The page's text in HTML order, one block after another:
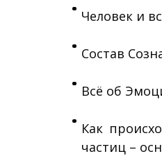
Человек и
Состав
Всё об
Как
частиц –